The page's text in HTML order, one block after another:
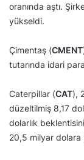
oranında aştı.
yükseldi.
Çimentaş (CMENT
tutarında idari
Caterpillar (CAT),
düzeltilmiş 8,17
dolarlık
20,5 milyar dolara